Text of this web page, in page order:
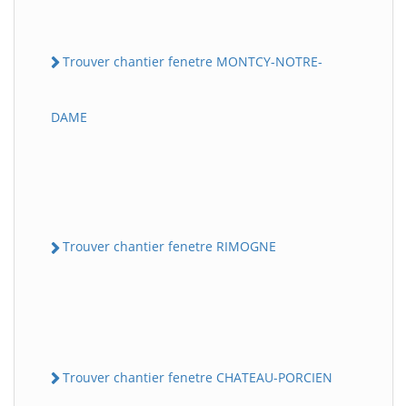
Trouver chantier fenetre MONTCY-NOTRE-
DAME
Trouver chantier fenetre RIMOGNE
Trouver chantier fenetre CHATEAU-PORCIEN